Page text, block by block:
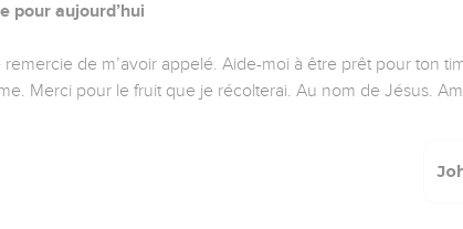
pour aujourd’hui
remercie de m’avoir appelé. Aide-moi à être prêt pour ton
Merci pour le fruit que je récolterai. Au nom de Jésus.